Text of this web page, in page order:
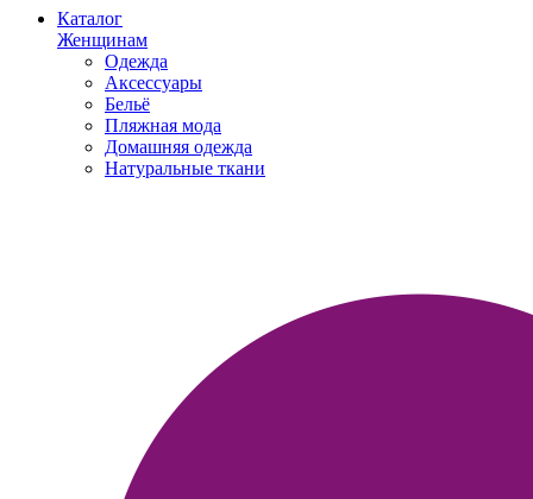
Каталог
Женщинам
Одежда
Аксессуары
Бельё
Пляжная мода
Домашняя одежда
Натуральные ткани